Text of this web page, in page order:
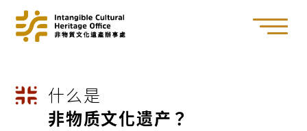
什么是
非物质文化遗产？